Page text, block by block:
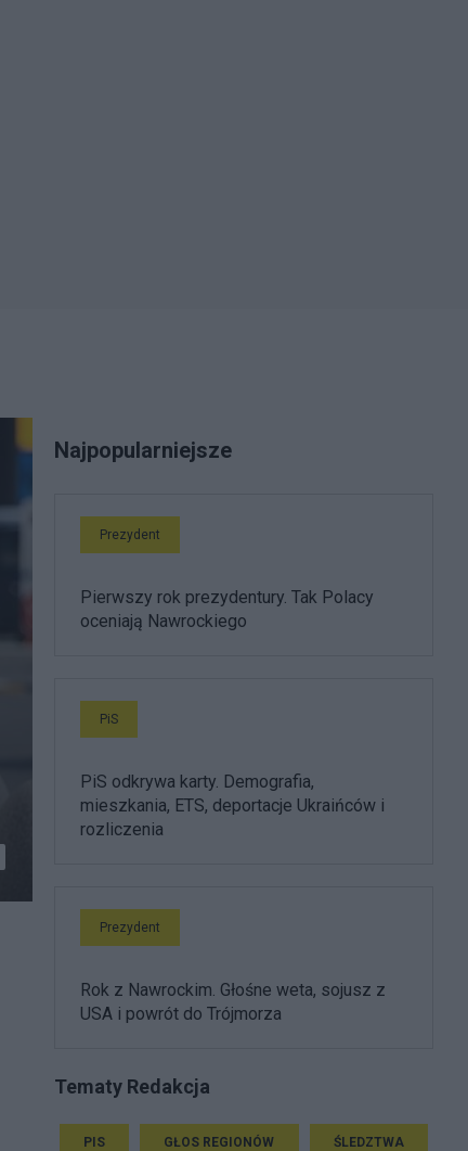
Najpopularniejsze
Prezydent
Pierwszy rok prezydentury. Tak Polacy
oceniają Nawrockiego
PiS
PiS odkrywa karty. Demografia,
mieszkania, ETS, deportacje Ukraińców i
rozliczenia
Prezydent
Rok z Nawrockim. Głośne weta, sojusz z
USA i powrót do Trójmorza
Tematy Redakcja
PIS GŁOS REGIONÓW ŚLEDZTWA